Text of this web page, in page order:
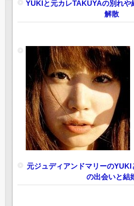
YUKIと元カレTAKUYAの別れ
解散
元ジュディアンドマリーの
の出会いと結